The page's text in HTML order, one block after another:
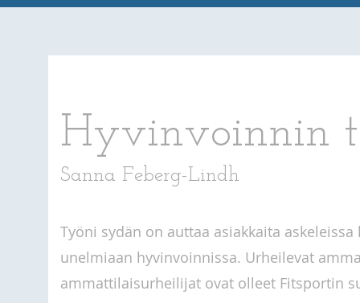
Hyvinvoinnin
Sanna Feberg-Lindh
Työni sydän on auttaa asiakkaita askeleissa
unelmiaan hyvinvoinnissa. Urheilevat
ammattilaisurheilijat ovat olleet Fitsportin